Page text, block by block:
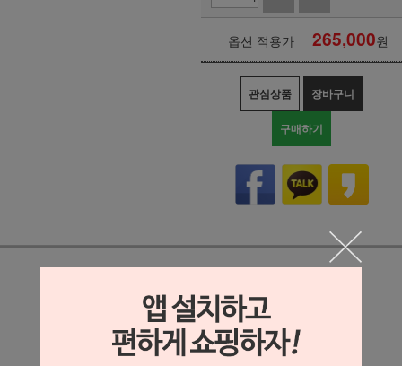
옵션 적용가 265,000원
관심상품 장바구니
구매하기
상세정보 새창 열기
상세 정보를 확대해 보실 수 있습니다.